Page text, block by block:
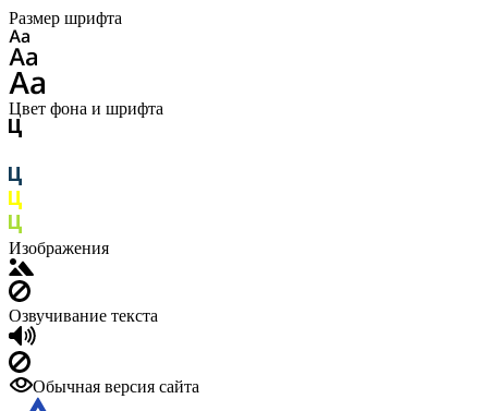
Размер шрифта
Цвет фона и шрифта
Изображения
Озвучивание текста
Обычная версия сайта